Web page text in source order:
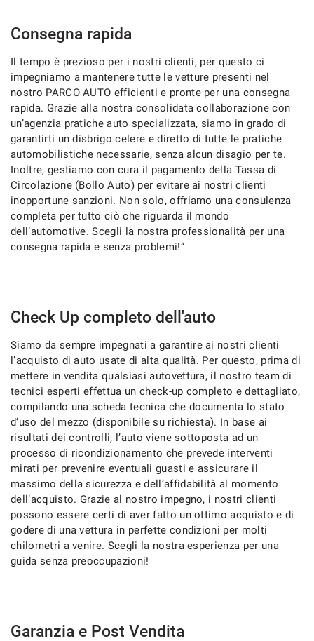
Consegna rapida
Il tempo è prezioso per i nostri clienti, per questo ci
impegniamo a mantenere tutte le vetture presenti nel
nostro PARCO AUTO efficienti e pronte per una consegna
rapida. Grazie alla nostra consolidata collaborazione con
un’agenzia pratiche auto specializzata, siamo in grado di
garantirti un disbrigo celere e diretto di tutte le pratiche
automobilistiche necessarie, senza alcun disagio per te.
Inoltre, gestiamo con cura il pagamento della Tassa di
Circolazione (Bollo Auto) per evitare ai nostri clienti
inopportune sanzioni. Non solo, offriamo una consulenza
completa per tutto ciò che riguarda il mondo
dell’automotive. Scegli la nostra professionalità per una
consegna rapida e senza problemi!”
Check Up completo dell'auto
Siamo da sempre impegnati a garantire ai nostri clienti
l’acquisto di auto usate di alta qualità. Per questo, prima di
mettere in vendita qualsiasi autovettura, il nostro team di
tecnici esperti effettua un check-up completo e dettagliato,
compilando una scheda tecnica che documenta lo stato
d’uso del mezzo (disponibile su richiesta). In base ai
risultati dei controlli, l’auto viene sottoposta ad un
processo di ricondizionamento che prevede interventi
mirati per prevenire eventuali guasti e assicurare il
massimo della sicurezza e dell’affidabilità al momento
dell’acquisto. Grazie al nostro impegno, i nostri clienti
possono essere certi di aver fatto un ottimo acquisto e di
godere di una vettura in perfette condizioni per molti
chilometri a venire. Scegli la nostra esperienza per una
guida senza preoccupazioni!
Garanzia e Post Vendita
questi
strumenti
tracciamento
si
rimanda
alla
cookie
policy.
Puoi
rivedere
e
modificare
le
tue
scelte
in
Cookie necessari
Cookie delle preferenze
Cookie per il miglioramento dell'esperienza utente
Cookie analitici
Cookie di marketing
cookie
policy